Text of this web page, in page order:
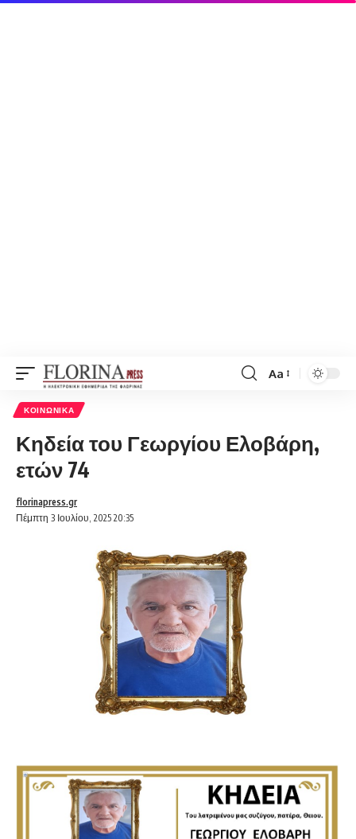
Font
Aa
ΚΟΙΝΩΝΙΚΆ
Κηδεία του Γεωργίου Ελοβάρη,
ετών 74
Πέμπτη 3 Ιουλίου, 2025 20:35
florinapress.gr